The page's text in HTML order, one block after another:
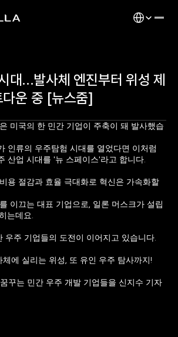
대…발사체 엔진부터 위성 제
운 중 [뉴스줌]
미국의 한 민간 기업이 주축이 돼 발사했습
인류의 우주탐험 시대를 열었다면 이처럼
산업 시대를 '뉴 스페이스'라고 합니다.
용 절감과 효율 극대화로 혁신은 가속화할
이끄는 대표 기업으로, 일론 머스크가 설립
는데요.
우주 기업들의 도전이 이어지고 있습니다.
에 실리는 위성, 또 유인 우주 탐사까지!
꾸는 민간 우주 개발 기업들을 신지수 기자
Select